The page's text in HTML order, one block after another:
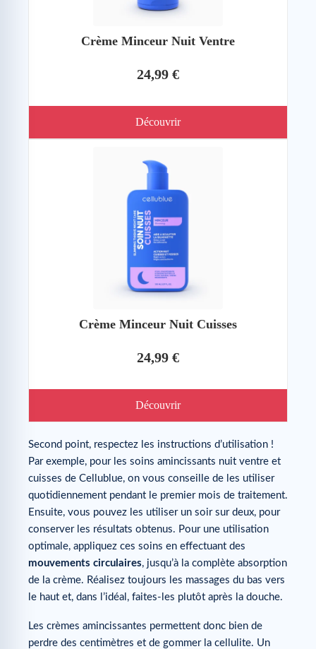
Crème Minceur Nuit Ventre
24,99 €
Découvrir
Crème Minceur Nuit Cuisses
24,99 €
Découvrir
Second point, respectez les instructions d’utilisation !
Par exemple, pour les soins amincissants nuit ventre et
cuisses de Cellublue, on vous conseille de les utiliser
quotidiennement pendant le premier mois de traitement.
Ensuite, vous pouvez les utiliser un soir sur deux, pour
conserver les résultats obtenus. Pour une utilisation
optimale, appliquez ces soins en effectuant des
mouvements circulaires, jusqu’à la complète absorption
de la crème. Réalisez toujours les massages du bas vers
le haut et, dans l’idéal, faites-les plutôt après la douche.
Les crèmes amincissantes permettent donc bien de
perdre des centimètres et de gommer la cellulite. Un